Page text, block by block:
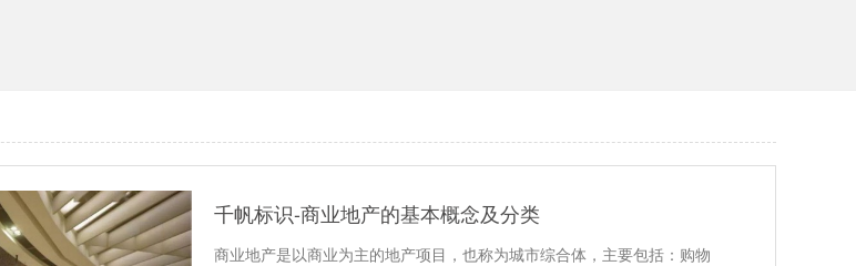
千帆标识-商业地产的基本概念及分类
商业地产是以商业为主的地产项目，也称为城市综合体，主要包括：购物